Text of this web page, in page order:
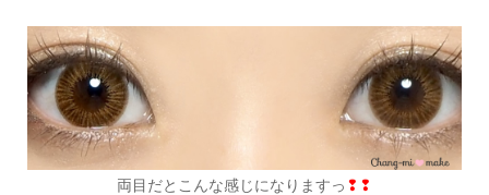
両目だとこんな感じになりますっ ❢❢